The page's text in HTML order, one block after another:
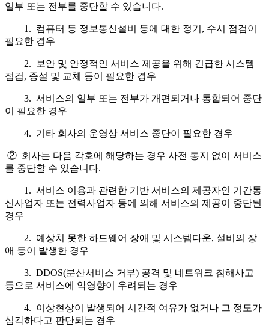
일부 또는 전부를 중단할 수 있습니다.
1. 컴퓨터 등 정보통신설비 등에 대한 정기, 수시 점검이
필요한 경우
2. 보안 및 안정적인 서비스 제공을 위해 긴급한 시스템
점검, 증설 및 교체 등이 필요한 경우
3. 서비스의 일부 또는 전부가 개편되거나 통합되어 중단
이 필요한 경우
4. 기타 회사의 운영상 서비스 중단이 필요한 경우
② 회사는 다음 각호에 해당하는 경우 사전 통지 없이 서비스
를 중단할 수 있습니다.
1. 서비스 이용과 관련한 기반 서비스의 제공자인 기간통
신사업자 또는 전력사업자 등에 의해 서비스의 제공이 중단된
경우
2. 예상치 못한 하드웨어 장애 및 시스템다운, 설비의 장
애 등이 발생한 경우
3. DDOS(분산서비스 거부) 공격 및 네트워크 침해사고
등으로 서비스에 악영향이 우려되는 경우
4. 이상현상이 발생되어 시간적 여유가 없거나 그 정도가
심각하다고 판단되는 경우